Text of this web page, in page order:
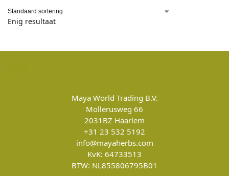
Enig resultaat
Maya World Trading B.V.
Mollerusweg 66
2031BZ Haarlem
+31 23 532 5192
info@mayaherbs.com
KvK: 64733513
BTW: NL855806795B01